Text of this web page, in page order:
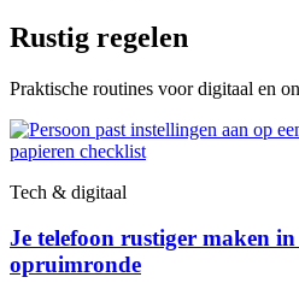
Rustig regelen
Praktische routines voor digitaal en
Tech & digitaal
Je telefoon rustiger maken in
opruimronde